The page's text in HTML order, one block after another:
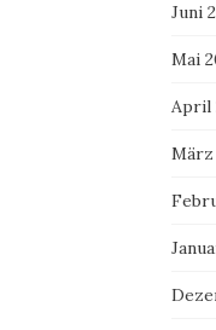
Juni
Mai
April
März